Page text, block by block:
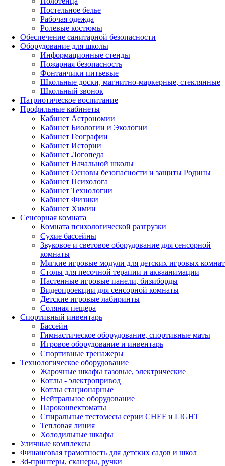
Постельное белье
Рабочая одежда
Ролевые костюмы
Обеспечение санитарной безопасности
Оборудование для школы
Информационные стенды
Пожарная безопасность
Фонтанчики питьевые
Школьные доски, магнитно-маркерные, стеклянные
Школьный звонок
Патриотическое воспитание
Профильные кабинеты
Кабинет Астрономии
Кабинет Биологии и Экологии
Кабинет Географии
Кабинет Истории
Кабинет Логопеда
Кабинет Начальной школы
Кабинет Основы безопасности и защиты Родины
Кабинет Психолога
Кабинет Технологии
Кабинет Физики
Кабинет Химии
Сенсорная комната
Комната психологической разгрузки
Сухие бассейны
Звуковое и световое оборудование для сенсорной
комнаты
Мягкие игровые модули для детских игровых комнат
Столы для песочной терапии и акваанимации
Настенные игровые панели, бизиборды
Видеопроекции для сенсорной комнаты
Детские игровые лабиринты
Соляная пещера
Спортивный инвентарь
Бассейн
Гимнастическое оборудование, спортивные маты
Игровое оборудование и инвентарь
Спортивные тренажеры
Технологическое оборудование
Жарочные шкафы газовые, электрические
Котлы - электропривод
Котлы стационарные
Нейтральное оборудование
Пароконвектоматы
Спиральные тестомесы серии CHEF и LIGHT
Тепловая линия
Холодильные шкафы
Уличные комплексы
Финансовая грамотность для детских садов и школ
3d-принтеры, сканеры, ручки